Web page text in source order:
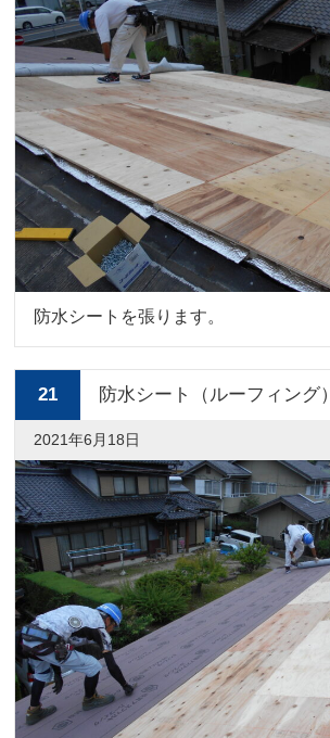
防水シートを張ります。
21 防水シート（ルーフィング）
2021年6月18日